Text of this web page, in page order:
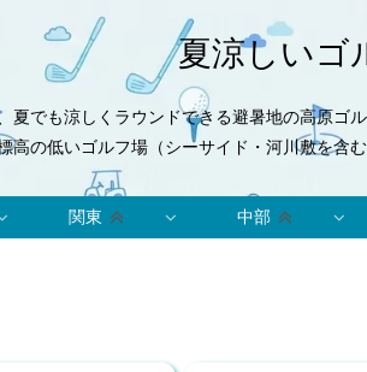
夏涼しいゴ
夏でも涼しくラウンドできる避暑地の高原ゴ
高の低いゴルフ場（シーサイド・河川敷を含
関東 中部